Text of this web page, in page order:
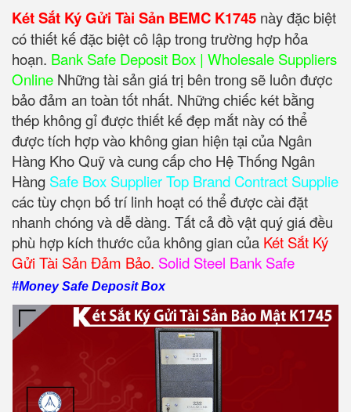
Két Sắt Ký Gửi Tài Sản BEMC K1745 này đặc biệt
có thiết kế đặc biệt cô lập trong trường hợp hỏa
hoạn. Bank Safe Deposit Box | Wholesale Suppliers
Online Những tài sản giá trị bên trong sẽ luôn được
bảo đảm an toàn tốt nhất. Những chiếc két bằng
thép không gỉ được thiết kế đẹp mắt này có thể
được tích hợp vào không gian hiện tại của Ngân
Hàng Kho Quỹ và cung cấp cho Hệ Thống Ngân
Hàng Safe Box Supplier Top Brand Contract Supplie
các tùy chọn bố trí linh hoạt có thể được cài đặt
nhanh chóng và dễ dàng. Tất cả đồ vật quý giá đều
phù hợp kích thước của không gian của Két Sắt Ký
Gửi Tài Sản Đảm Bảo. Solid Steel Bank Safe
#Money Safe Deposit Box